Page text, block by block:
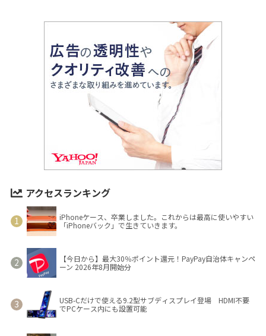
アクセスランキング
iPhoneケース、卒業しました。これからは最高に使いやすい
「iPhoneバック」で生きていきます。
【今日から】最大30％ポイント還元！PayPay自治体キャンペ
ーン 2026年8月開始分
USB-Cだけで使える9.2型サブディスプレイ登場 HDMI不要
でPCケース内にも設置可能